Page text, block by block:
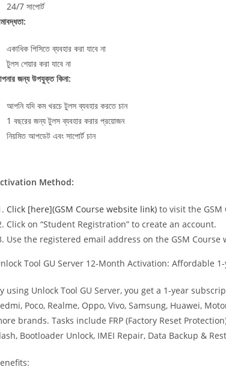
24/7 সাপোর্ট
একাধিক পিসিতে ব্যবহার করা যাবে না
টুলস শেয়ার করা যাবে না
জন্য উপযুক্ত কিনা:
আপনি যদি কম খরচে টুলস ব্যবহার করতে চান
1 বছরের জন্য টুলস ব্যবহার করার প্রয়োজন
নিয়মিত আপডেট এবং সাপোর্ট চান
Method:
Click [here](GSM Course website link) to visit the GSM
Click on “Student Registration” to create an account.
Use the registered email address on the GSM
Tool GU Server 12-Month Activation: Affordable
using Unlock Tool GU Server, you get a 1-year
Poco, Realme, Oppo, Vivo, Samsung, Huawei,
brands. Tasks include FRP (Factory Reset
Bootloader Unlock, IMEI Repair, Data Backup &